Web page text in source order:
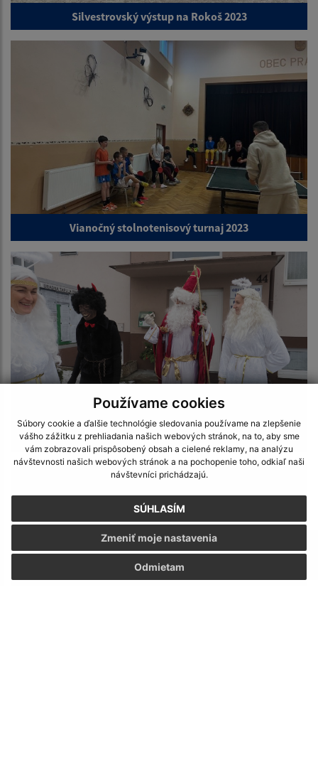
Používame cookies
Súbory cookie a ďalšie technológie sledovania používame na zlepšenie
vášho zážitku z prehliadania našich webových stránok, na to, aby sme
vám zobrazovali prispôsobený obsah a cielené reklamy, na analýzu
návštevnosti našich webových stránok a na pochopenie toho, odkiaľ naši
návštevníci prichádzajú.
SÚHLASÍM
Odmietam
Zmeniť moje nastavenia
Silvestrovský výstup na Rokoš 2023
Vianočný stolnotenisový turnaj 2023
Mikuláš 2023